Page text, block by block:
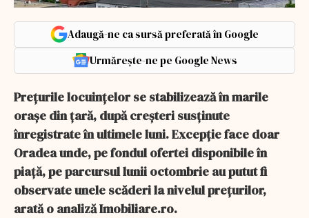
Adaugă-ne ca sursă preferată în Google
Urmărește-ne pe Google News
Prețurile locuințelor se stabilizează în marile
orașe din țară, după creșteri susținute
înregistrate în ultimele luni. Excepție face doar
Oradea unde, pe fondul ofertei disponibile în
piață, pe parcursul lunii octombrie au putut fi
observate unele scăderi la nivelul prețurilor,
arată o analiză Imobiliare.ro.